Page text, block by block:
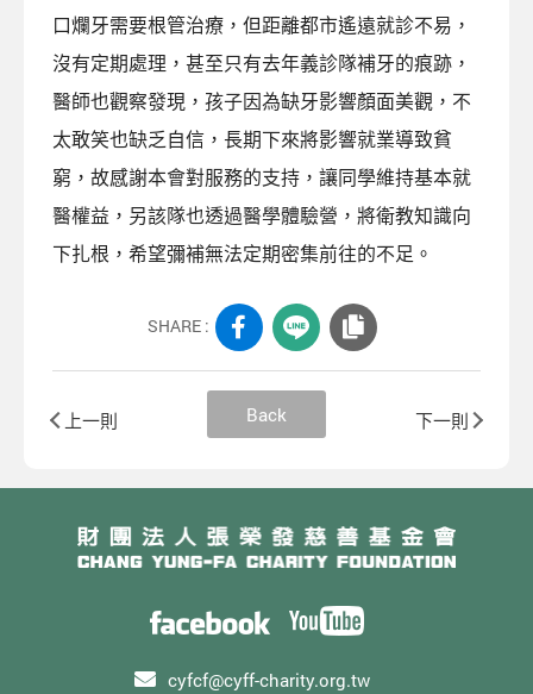
口爛牙需要根管治療，但距離都市遙遠就診不易，
沒有定期處理，甚至只有去年義診隊補牙的痕跡，
醫師也觀察發現，孩子因為缺牙影響顏面美觀，不
太敢笑也缺乏自信，長期下來將影響就業導致貧
窮，故感謝本會對服務的支持，讓同學維持基本就
醫權益，另該隊也透過醫學體驗營，將衛教知識向
下扎根，希望彌補無法定期密集前往的不足。
SHARE :
上一則 Back 下一則
cyfcf@cyff-charity.org.tw